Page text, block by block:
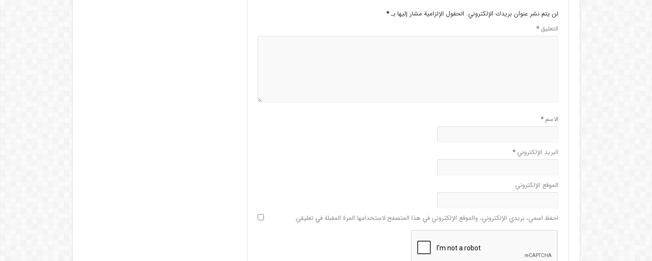
لن يتم نشر عنوان بريدك الإلكتروني. الحقول الإلزامية مشار إليها بـ*
التعليق*
الاسم*
البريد الإلكتروني*
الموقع الإلكتروني
احفظ اسمي، بريدي الإلكتروني، والموقع الإلكتروني في هذا المتصفح لاستخدامها المرة المقبلة في تعليقي.